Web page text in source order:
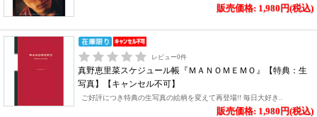
販売価格: 1,980円(税込)
レビュー0件
真野恵里菜スケジュール帳『ＭＡＮＯＭＥＭＯ』【特典：生
写真】【キャンセル不可】
ご好評につき特典の生写真の絵柄を変えて再登場!! 毎日大好き..
販売価格: 1,980円(税込)